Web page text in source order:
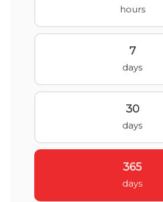
hours
7
days
30
days
365
days